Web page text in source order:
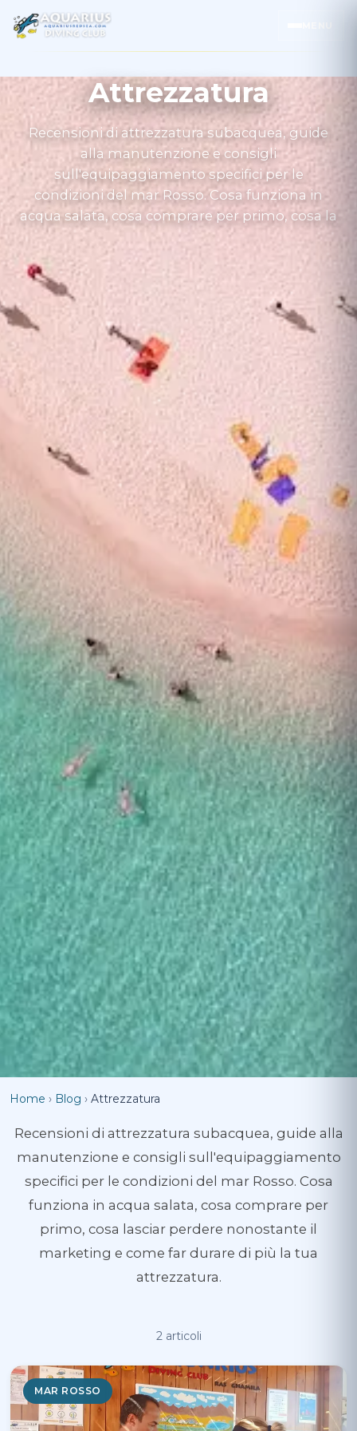
Attrezzatura
Recensioni di attrezzatura subacquea, guide
alla manutenzione e consigli
sull'equipaggiamento specifici per le
condizioni del mar Rosso. Cosa funziona in
acqua salata, cosa comprare per primo, cosa la
Home › Blog › Attrezzatura
Recensioni di attrezzatura subacquea, guide alla
manutenzione e consigli sull'equipaggiamento
specifici per le condizioni del mar Rosso. Cosa
funziona in acqua salata, cosa comprare per
primo, cosa lasciar perdere nonostante il
marketing e come far durare di più la tua
attrezzatura.
2 articoli
MAR ROSSO